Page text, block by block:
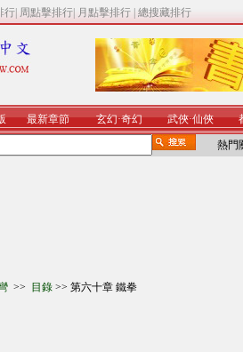
行 周點擊排行 月點擊排行 總搜藏排行
最新章節 玄幻·奇幻 武俠·仙俠
熱門關
>> 目錄 >> 第六十章 鐵拳